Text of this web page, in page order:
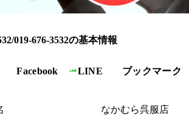
019-676-3532の基本情報
Facebook LINE ブックマーク
なかむら呉服店